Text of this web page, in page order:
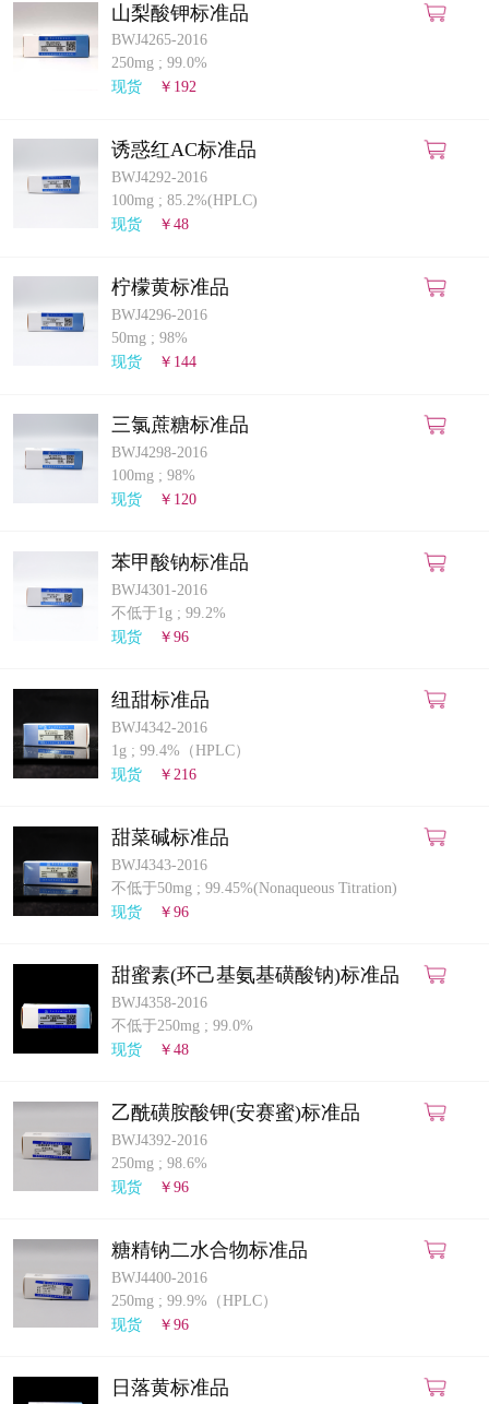
山梨酸钾标准品
BWJ4265-2016
250mg ; 99.0%
现货
￥192
诱惑红AC标准品
BWJ4292-2016
100mg ; 85.2%(HPLC)
现货
￥48
柠檬黄标准品
BWJ4296-2016
50mg ; 98%
现货
￥144
三氯蔗糖标准品
BWJ4298-2016
100mg ; 98%
现货
￥120
苯甲酸钠标准品
BWJ4301-2016
不低于1g ; 99.2%
现货
￥96
纽甜标准品
BWJ4342-2016
1g ; 99.4%（HPLC）
现货
￥216
甜菜碱标准品
BWJ4343-2016
不低于50mg ; 99.45%(Nonaqueous Titration)
现货
￥96
甜蜜素(环己基氨基磺酸钠)标准品
BWJ4358-2016
不低于250mg ; 99.0%
现货
￥48
乙酰磺胺酸钾(安赛蜜)标准品
BWJ4392-2016
250mg ; 98.6%
现货
￥96
糖精钠二水合物标准品
BWJ4400-2016
250mg ; 99.9%（HPLC）
现货
￥96
日落黄标准品